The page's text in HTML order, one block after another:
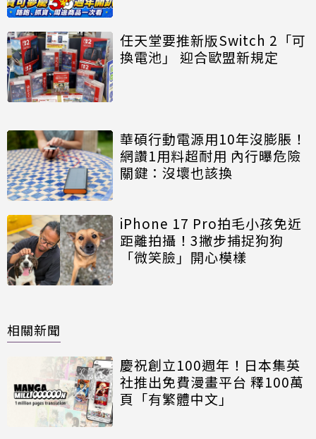
任天堂要推新版Switch 2「可
換電池」 迎合歐盟新規定
華碩行動電源用10年沒膨脹！
網讚1用料超耐用 內行曝危險
關鍵：沒壞也該換
iPhone 17 Pro拍毛小孩免近
距離拍攝！3撇步捕捉狗狗
「微笑臉」開心模樣
相關新聞
慶祝創立100週年！日本集英
社推出免費漫畫平台 釋100萬
頁「有繁體中文」